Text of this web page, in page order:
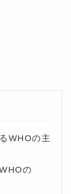
WHOの主
の